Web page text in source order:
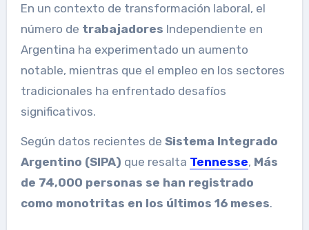
En un contexto de transformación laboral, el
número de trabajadores Independiente en
Argentina ha experimentado un aumento
notable, mientras que el empleo en los sectores
tradicionales ha enfrentado desafíos
significativos.
Según datos recientes de Sistema Integrado
Argentino (SIPA) que resalta Tennesse, Más
de 74,000 personas se han registrado
como monotritas en los últimos 16 meses.